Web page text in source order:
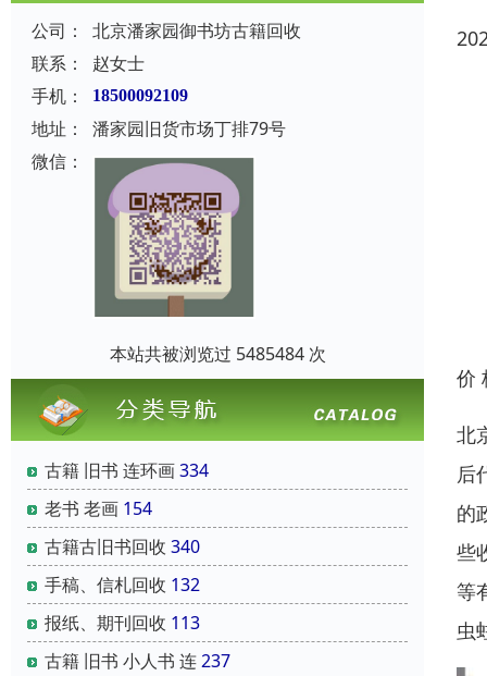
公司：
北京潘家园御书坊古籍回收
联系：
赵女士
手机：
18500092109
地址：
潘家园旧货市场丁排79号
微信：
本站共被浏览过 5485484 次
古籍 旧书 连环画334
老书 老画 154
古籍古旧书回收 340
手稿、信札回收 132
报纸、期刊回收 113
古籍 旧书 小人书 连237
价
北
后
的
些
等
虫